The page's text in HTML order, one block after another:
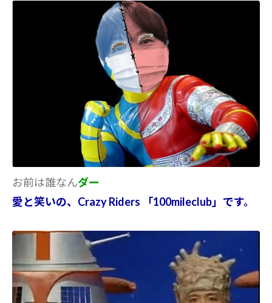
お前は誰なんダー
愛と笑いの、Crazy Riders 「100mileclub」です。